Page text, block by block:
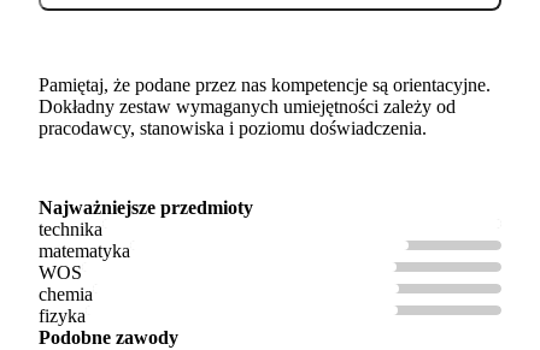
Pamiętaj, że podane przez nas kompetencje są orientacyjne.
Dokładny zestaw wymaganych umiejętności zależy od
pracodawcy, stanowiska i poziomu doświadczenia.
Najważniejsze przedmioty
technika
matematyka
WOS
chemia
fizyka
Podobne zawody